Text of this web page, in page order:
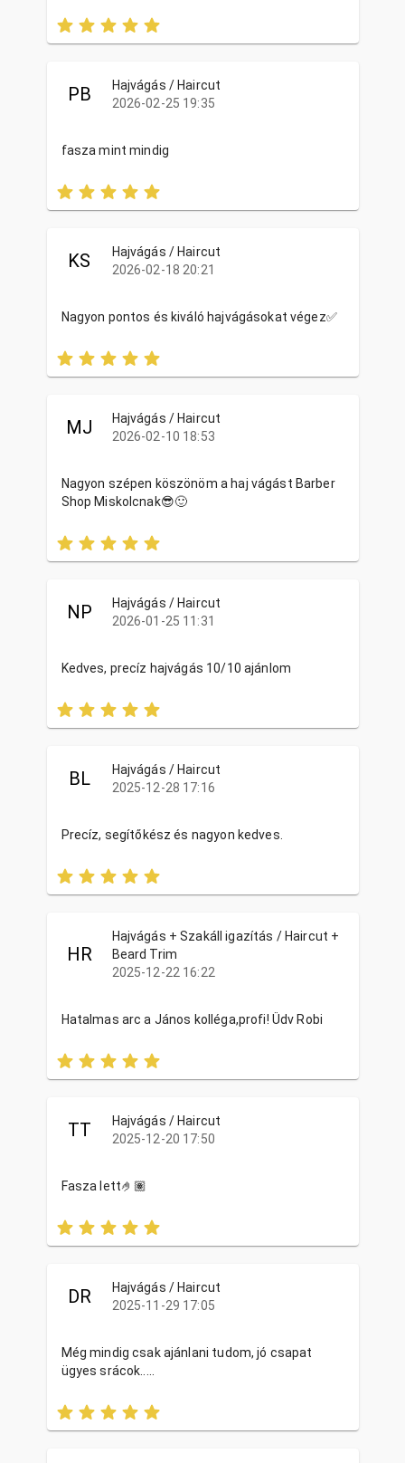
PB
Hajvágás / Haircut
2026-02-25 19:35
fasza mint mindig
KS
Hajvágás / Haircut
2026-02-18 20:21
Nagyon pontos és kiváló hajvágásokat végez✅
MJ
Hajvágás / Haircut
2026-02-10 18:53
Nagyon szépen köszönöm a haj vágást Barber
Shop Miskolcnak😎🙂
NP
Hajvágás / Haircut
2026-01-25 11:31
Kedves, precíz hajvágás 10/10 ajánlom
BL
Hajvágás / Haircut
2025-12-28 17:16
Precíz, segítőkész és nagyon kedves.
HR
Hajvágás + Szakáll igazítás / Haircut +
Beard Trim
2025-12-22 16:22
Hatalmas arc a János kolléga,profi! Üdv Robi
TT
Hajvágás / Haircut
2025-12-20 17:50
Fasza lett🤌🏽
DR
Hajvágás / Haircut
2025-11-29 17:05
Még mindig csak ajánlani tudom, jó csapat
ügyes srácok.....